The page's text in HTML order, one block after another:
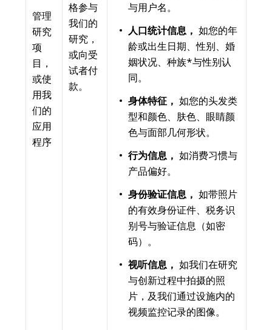
管理
研究
项
目，
或使
用我
们的
应用
程序
格参与
我们的
研究，
或向受
试者付
款。
与用户名。
人口统计信息， 如您的年
龄或出生日期、性别、婚
姻状况、种族*与性别认
同。
身体特征， 如您的头发类
型和颜色、肤色、眼睛颜
色与面部几何形状。
行为信息， 如消费习惯与
产品偏好。
身份验证信息， 如带照片
的有效身份证件、税务识
别号与验证信息（如密
码）。
视听信息， 如我们在研究
与创新过程中拍摄的照
片，及我们通过设施内的
视频监控记录的图像。